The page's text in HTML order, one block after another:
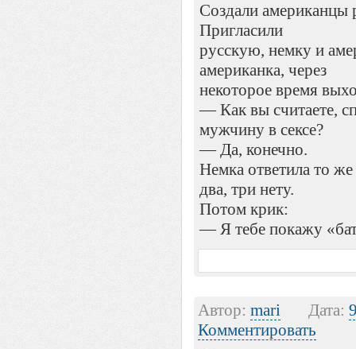
Создали
Пригласили
русскую, немку и
американка, через
некоторое время
— Как вы считаете,
мужчину в сексе?
— Да, конечно.
Немка ответила то
два, три нету.
Потом крик:
— Я тебе покажу
Автор: mari Дата:
Комментировать